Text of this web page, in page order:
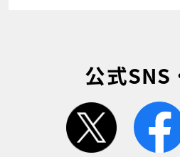
公式SNS
twitter